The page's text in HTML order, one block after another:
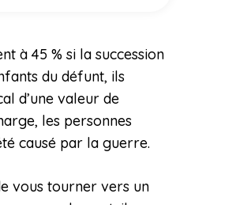
à 45 % si la succession
du défunt, ils
d’une valeur de
les personnes
causé par la guerre.
vous tourner vers un